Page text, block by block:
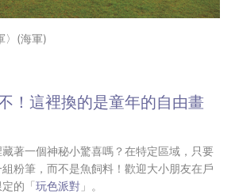
〉(海軍)
！這裡換的是童年的自由畫
藏著一個神秘小驚喜嗎？在特定區域，只要
粉筆，而不是魚飼料！歡迎大小朋友在戶
的「玩色派對 」。